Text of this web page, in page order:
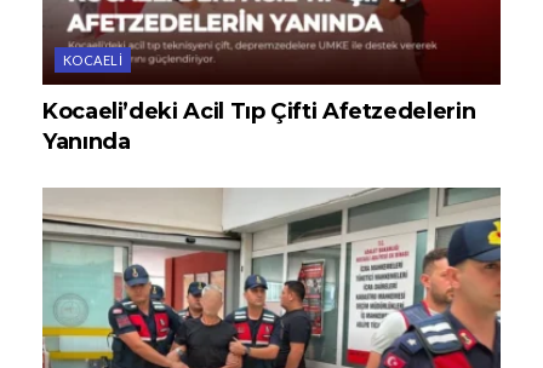
KOCAELI
Kocaeli’deki Acil Tıp Çifti Afetzedelerin
Yanında